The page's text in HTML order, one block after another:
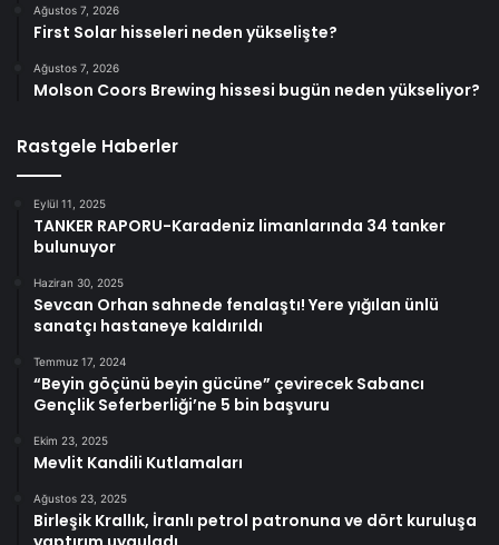
Ağustos 7, 2026
First Solar hisseleri neden yükselişte?
Ağustos 7, 2026
Molson Coors Brewing hissesi bugün neden yükseliyor?
Rastgele Haberler
Eylül 11, 2025
TANKER RAPORU-Karadeniz limanlarında 34 tanker
bulunuyor
Haziran 30, 2025
Sevcan Orhan sahnede fenalaştı! Yere yığılan ünlü
sanatçı hastaneye kaldırıldı
Temmuz 17, 2024
“Beyin göçünü beyin gücüne” çevirecek Sabancı
Gençlik Seferberliği’ne 5 bin başvuru
Ekim 23, 2025
Mevlit Kandili Kutlamaları
Ağustos 23, 2025
Birleşik Krallık, İranlı petrol patronuna ve dört kuruluşa